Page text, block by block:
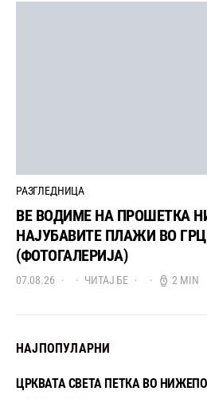
РАЗГЛЕДНИЦА
ВЕ ВОДИМЕ НА ПРОШЕТКА
НАЈУБАВИТЕ ПЛАЖИ ВО
(ФОТОГАЛЕРИЈА)
07.08.26 ЧИТАЈ БЕ 2 MIN
НАЈПОПУЛАРНИ
ЦРКВАТА СВЕТА ПЕТКА ВО